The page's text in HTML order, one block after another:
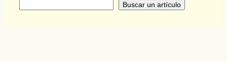
Buscar un artículo